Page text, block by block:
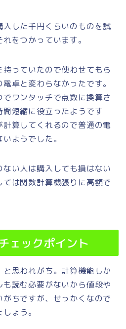
した千円くらいのものを試
をつかっています。
っていたので使わせてもら
卓と変わらなかったです。
ワンタッチで点数に換算さ
短縮に役立ったようです
算してくれるので普通の電
ようでした。
い人は購入しても損はない
は関数計算機張りに高額で
ェックポイント
思われがち。計算機能しか
読む必要がないから値段や
ちですが、せっかくなので
ょう。